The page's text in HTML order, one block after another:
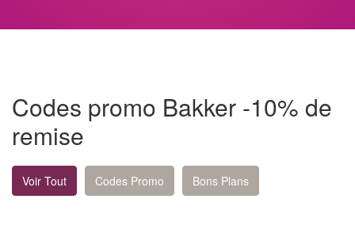
Codes promo Bakker -10% de
remise
Voir Tout Codes Promo Bons Plans